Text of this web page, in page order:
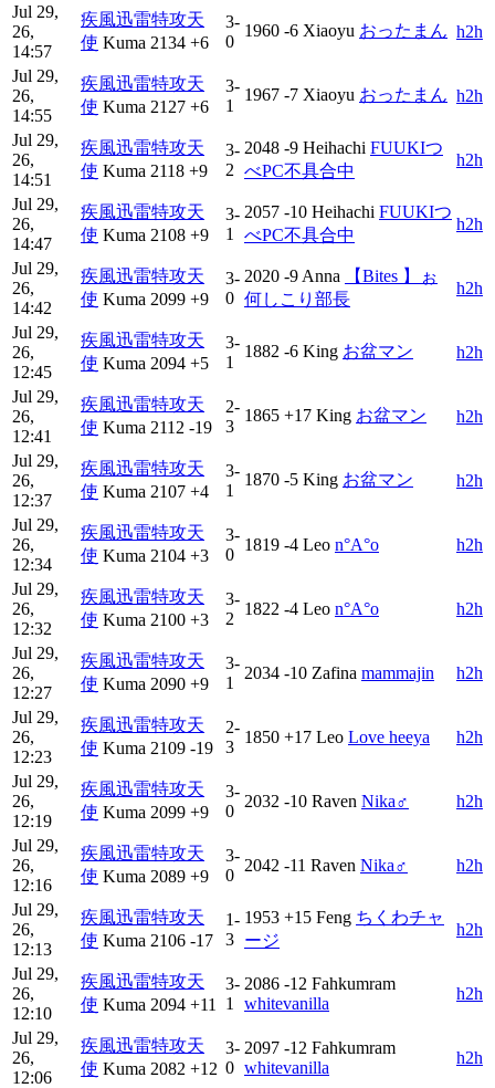
Jul 29,
26,
14:57
疾風迅雷特攻天
使 Kuma 2134 +6
3-
0
1960 -6 Xiaoyu おったまん h2h
Jul 29,
26,
14:55
疾風迅雷特攻天
使 Kuma 2127 +6
3-
1
1967 -7 Xiaoyu おったまん h2h
Jul 29,
26,
14:51
疾風迅雷特攻天
使 Kuma 2118 +9
3-
2
2048 -9 Heihachi FUUKIつ
べPC不具合中
h2h
Jul 29,
26,
14:47
疾風迅雷特攻天
使 Kuma 2108 +9
3-
1
2057 -10 Heihachi FUUKIつ
べPC不具合中
h2h
Jul 29,
26,
14:42
疾風迅雷特攻天
使 Kuma 2099 +9
3-
0
2020 -9 Anna
【Bites 】ぉ
何しこり部長
h2h
Jul 29,
26,
12:45
疾風迅雷特攻天
使 Kuma 2094 +5
3-
1
1882 -6 King お盆マン h2h
Jul 29,
26,
12:41
疾風迅雷特攻天
使 Kuma 2112 -19
2-
3
1865 +17 King お盆マン h2h
Jul 29,
26,
12:37
疾風迅雷特攻天
使 Kuma 2107 +4
3-
1
1870 -5 King お盆マン h2h
Jul 29,
26,
12:34
疾風迅雷特攻天
使 Kuma 2104 +3
3-
0
1819 -4 Leo n°A°o h2h
Jul 29,
26,
12:32
疾風迅雷特攻天
使 Kuma 2100 +3
3-
2
1822 -4 Leo n°A°o h2h
Jul 29,
26,
12:27
疾風迅雷特攻天
使 Kuma 2090 +9
3-
1
2034 -10 Zafina mammajin h2h
Jul 29,
26,
12:23
疾風迅雷特攻天
使 Kuma 2109 -19
2-
3
1850 +17 Leo Love heeya h2h
Jul 29,
26,
12:19
疾風迅雷特攻天
使 Kuma 2099 +9
3-
0
2032 -10 Raven Nika♂ h2h
Jul 29,
26,
12:16
疾風迅雷特攻天
使 Kuma 2089 +9
3-
0
2042 -11 Raven Nika♂ h2h
Jul 29,
26,
12:13
疾風迅雷特攻天
使 Kuma 2106 -17
1-
3
1953 +15 Feng ちくわチャ
ージ
h2h
Jul 29,
26,
12:10
疾風迅雷特攻天
使 Kuma 2094 +11
3-
1
2086 -12 Fahkumram
whitevanilla
h2h
Jul 29,
26,
12:06
疾風迅雷特攻天
使 Kuma 2082 +12
3-
0
2097 -12 Fahkumram
whitevanilla
h2h